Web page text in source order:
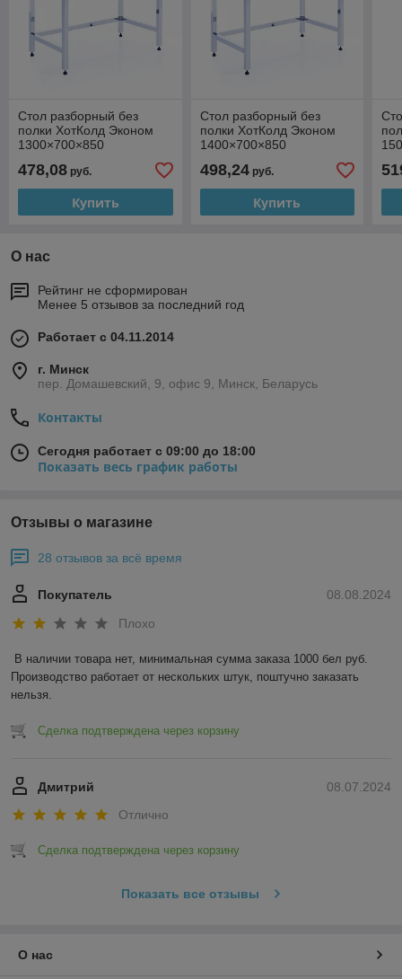
Стол разборный без
полки ХотКолд Эконом
1300×700×850
478,08 руб.
Купить
Стол разборный без
полки ХотКолд Эконом
1400×700×850
498,24руб.
Купить
О нас
Рейтинг не сформирован
Менее 5 отзывов за последний год
Работает с 04.11.2014
г. Минск
пер. Домашевский, 9, офис 9, Минск, Беларусь
Контакты
Сегодня работает с 09:00 до 18:00
Показать весь график работы
Отзывы о магазине
28 отзывов за всё время
08.08.2024
Покупатель
Плохо
В наличии товара нет, минимальная сумма заказа 1000 бел руб.
Производство работает от нескольких штук, поштучно заказать
нельзя.
Сделка подтверждена через корзину
08.07.2024
Дмитрий
Отлично
Сделка подтверждена через корзину
Показать все отзывы
О нас